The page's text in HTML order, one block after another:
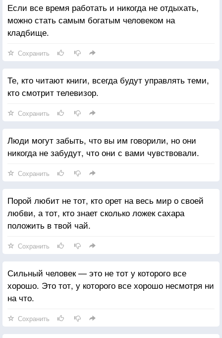
Если все время работать и никогда не отдыхать,
можно стать самым богатым человеком на
кладбище.
Сохранить
Те, кто читают книги, всегда будут управлять теми,
кто смотрит телевизор.
Сохранить
Люди могут забыть, что вы им говорили, но они
никогда не забудут, что они с вами чувствовали.
Сохранить
Порой любит не тот, кто орет на весь мир о своей
любви, а тот, кто знает сколько ложек сахара
положить в твой чай.
Сохранить
Сильный человек — это не тот у которого все
хорошо. Это тот, у которого все хорошо несмотря ни
на что.
Сохранить